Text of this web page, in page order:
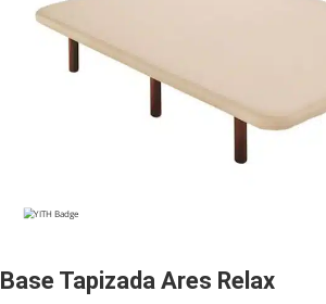
Base Tapizada Ares Relax